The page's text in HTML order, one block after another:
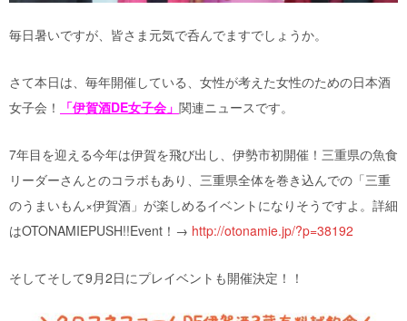
毎日暑いですが、皆さま元気で呑んでますでしょうか。
さて本日は、毎年開催している、女性が考えた女性のための日本酒
女子会！
「伊賀酒DE女子会」 関連ニュースです。
7年目を迎える今年は伊賀を飛び出し、伊勢市初開催！三重県の魚食
リーダーさんとのコラボもあり、三重県全体を巻き込んでの「三重
のうまいもん×伊賀酒」が楽しめるイベントになりそうですよ。詳細
はOTONAMIEPUSH!!Event！→ http://otonamie.jp/?p=38192
そしてそして9月2日にプレイベントも開催決定！！